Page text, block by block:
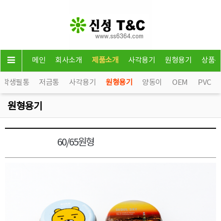
메인 회사소개 제품소개 사각용기 원형용기 상품
학생필통 저금통 사각용기 원형용기 양동이 OEM PVC
원형용기
60/65원형